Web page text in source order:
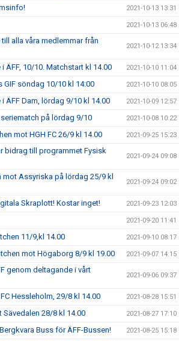
2021-10-13 13:31
2021-10-13 06:48
alla våra medlemmar från
2021-10-12 13:34
ÄFF, 10/10. Matchstart kl 14.00 2021-10-10 11:04
GIF söndag 10/10 kl 14:00 2021-10-10 08:05
ÄFF Dam, lördag 9/10 kl 14.00 2021-10-09 12:57
på lördag 9/10 2021-10-08 10:22
mot HGH FC 26/9 kl 14.00 2021-09-25 15:23
bidrag till programmet Fysisk
2021-09-24 09:08
mot Assyriska på lördag 25/9 kl
2021-09-24 09:02
Skraplott! Kostar inget! 2021-09-23 12:03
2021-09-20 11:41
11/9,kl 14.00 2021-09-10 08:17
mot Högaborg 8/9 kl 19.00 2021-09-07 14:15
genom deltagande i vårt
2021-09-06 09:37
Hessleholm, 29/8 kl 14.00 2021-08-28 15:51
28/8 kl 14.00 2021-08-27 17:10
Buss för ÄFF-Bussen! 2021-08-25 15:18